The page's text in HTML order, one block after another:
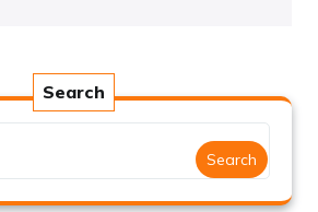
Search
Search